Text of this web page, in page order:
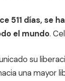
511 días, se
el mundo.
su
una mayor